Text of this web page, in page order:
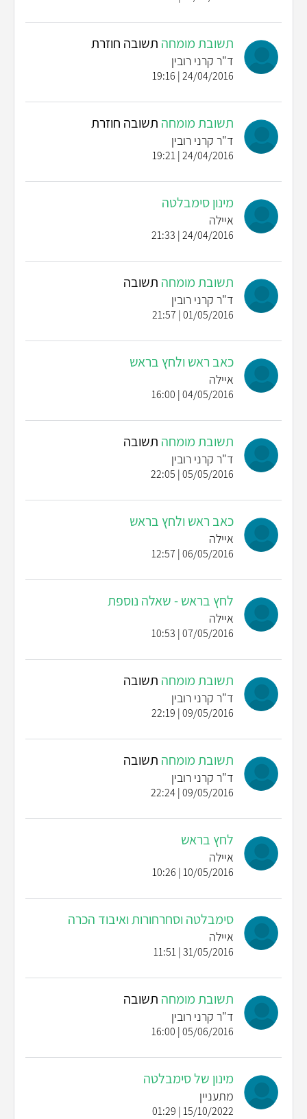
תשובת מומחה תשובה חוזרת
ד"ר קרני רובין
24/04/2016 | 19:16
תשובת מומחה תשובה חוזרת
ד"ר קרני רובין
24/04/2016 | 19:21
מינון סימבלטה
איילה
24/04/2016 | 21:33
תשובת מומחה תשובה
ד"ר קרני רובין
01/05/2016 | 21:57
כאב ראש ולחץ בראש
איילה
04/05/2016 | 16:00
תשובת מומחה תשובה
ד"ר קרני רובין
05/05/2016 | 22:05
כאב ראש ולחץ בראש
איילה
06/05/2016 | 12:57
לחץ בראש - שאלה נוספת
איילה
07/05/2016 | 10:53
תשובת מומחה תשובה
ד"ר קרני רובין
09/05/2016 | 22:19
תשובת מומחה תשובה
ד"ר קרני רובין
09/05/2016 | 22:24
לחץ בראש
איילה
10/05/2016 | 10:26
סימבלטה וסחרחורות ואיבוד הכרה
איילה
31/05/2016 | 11:51
תשובת מומחה תשובה
ד"ר קרני רובין
05/06/2016 | 16:00
מינון של סימבלטה
מתעניין
15/10/2022 | 01:29